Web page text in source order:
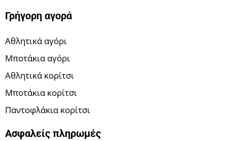
Γρήγορη αγορά
Αθλητικά αγόρι
Μποτάκια αγόρι
Αθλητικά κορίτσι
Μποτάκια κορίτσι
Παντοφλάκια κορίτσι
Ασφαλείς πληρωμές